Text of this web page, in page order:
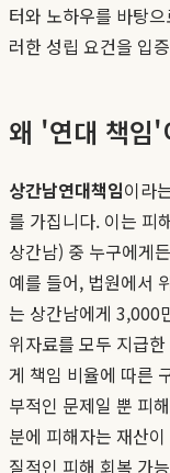
터와 노하우를 바탕
러한 성립 요건을 입
왜 '연대 책임'
상간남연대책임이라
를 가집니다. 이는 피
상간남) 중 누구에게
예를 들어, 법원에서
는 상간남에게 3,000
위자료를 모두 지급
게 책임 비율에 따른
부적인 문제일 뿐 피
분에 피해자는 재산
질적인 피해 회복 가